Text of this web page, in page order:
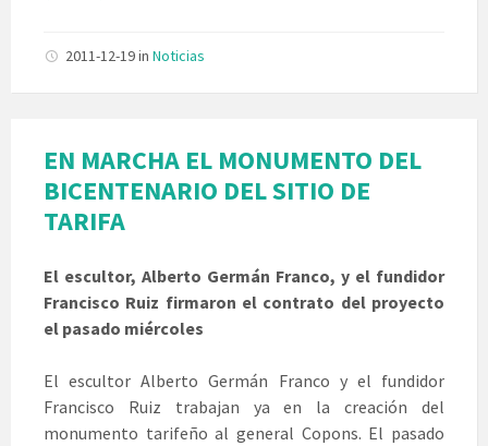
2011-12-19in Noticias
EN MARCHA EL MONUMENTO DEL
BICENTENARIO DEL SITIO DE
TARIFA
El escultor, Alberto Germán Franco, y el fundidor
Francisco Ruiz firmaron el contrato del proyecto
el pasado miércoles
El escultor Alberto Germán Franco y el fundidor
Francisco Ruiz trabajan ya en la creación del
monumento tarifeño al general Copons. El pasado